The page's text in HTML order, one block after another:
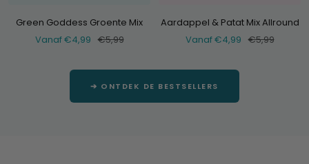
Green Goddess Groente Mix
Verkoopprijs
Vanaf €4,99 Normale
€5,99
Aardappel & Patat Mix Allround
Verkoopprijs
Vanaf €4,99 Normale
€5,99
➔ ONTDEK DE BESTSELLERS